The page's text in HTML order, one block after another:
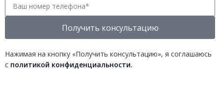
Получить консультацию
Нажимая на кнопку «Получить консультацию», я соглашаюсь
с политикой конфиденциальности.